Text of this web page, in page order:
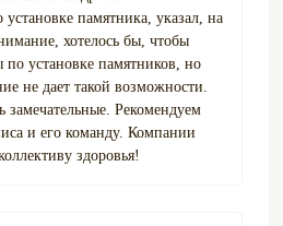
памятника, указал, на
хотелось бы, чтобы
по установке памятников, но
не дает такой возможности.
замечательные. Рекомендуем
и его команду. Компании
здоровья!